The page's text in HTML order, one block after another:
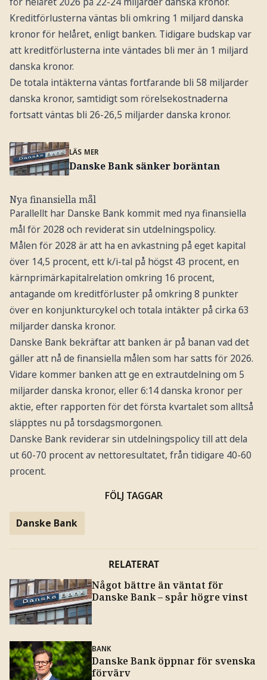
Kreditförlusterna väntas bli omkring 1 miljard danska
kronor för helåret, enligt banken. Tidigare budskap var
att kreditförlusterna inte väntades bli mer än 1 miljard
danska kronor.
De totala intäkterna väntas fortfarande bli 58 miljarder
danska kronor, samtidigt som rörelsekostnaderna
fortsatt väntas bli 26-26,5 miljarder danska kronor.
LÄS MER
Danske Bank sänker boräntan
Nya finansiella mål
Parallellt har Danske Bank kommit med nya finansiella
mål för 2028 och reviderat sin utdelningspolicy.
Målen för 2028 är att ha en avkastning på eget kapital
över 14,5 procent, ett k/i-tal på högst 43 procent, en
kärnprimärkapitalrelation omkring 16 procent,
antagande om kreditförluster på omkring 8 punkter
över en konjunkturcykel och totala intäkter på cirka 63
miljarder danska kronor.
Danske Bank bekräftar att banken är på banan vad det
gäller att nå de finansiella målen som har satts för 2026.
Vidare kommer banken att ge en extrautdelning om 5
miljarder danska kronor, eller 6:14 danska kronor per
aktie, efter rapporten för det första kvartalet som alltså
släpptes nu på torsdagsmorgonen.
Danske Bank reviderar sin utdelningspolicy till att dela
ut 60-70 procent av nettoresultatet, från tidigare 40-60
procent.
FÖLJ TAGGAR
Danske Bank
RELATERAT
Något bättre än väntat för
Danske Bank – spår högre vinst
BANK
Danske Bank öppnar för svenska
förvärv